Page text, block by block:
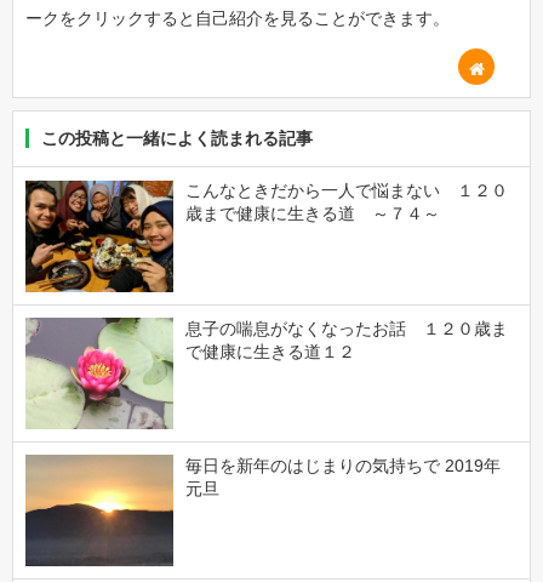
ークをクリックすると自己紹介を見ることができます。
この投稿と一緒によく読まれる記事
こんなときだから一人で悩まない １２０
歳まで健康に生きる道 ～７４～
息子の喘息がなくなったお話 １２０歳ま
で健康に生きる道１２
毎日を新年のはじまりの気持ちで 2019年
元旦